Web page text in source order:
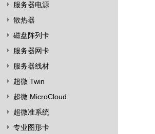
服务器电源
散热器
磁盘阵列卡
服务器网卡
服务器线材
超微 Twin
超微 MicroCloud
超微准系统
专业图形卡